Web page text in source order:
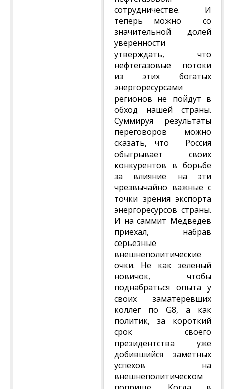
сотрудничестве. И
теперь можно со
значительной долей
уверенности
утверждать, что
нефтегазовые потоки
из этих богатых
энергоресурсами
регионов не пойдут в
обход нашей страны.
Суммируя результаты
переговоров можно
сказать, что Россия
обыгрывает своих
конкурентов в борьбе
за влияние на эти
чрезвычайно важные с
точки зрения экспорта
энергоресурсов страны.
И на саммит Медведев
приехал, набрав
серьезные
внешнеполитические
очки. Не как зеленый
новичок, чтобы
поднабраться опыта у
своих заматеревших
коллег по G8, а как
политик, за короткий
срок своего
президентства уже
добившийся заметных
успехов на
внешнеполитическом